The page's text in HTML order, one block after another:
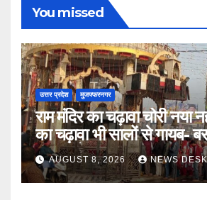
You missed
उत्तर प्रदेश मुजफ्फरनगर
राम मंदिर का चढ़ावा चोरी नया
का चढ़ावा भी सालों से गायब-
बड़ा आरोप
AUGUST 8, 2026 NEWS DESK